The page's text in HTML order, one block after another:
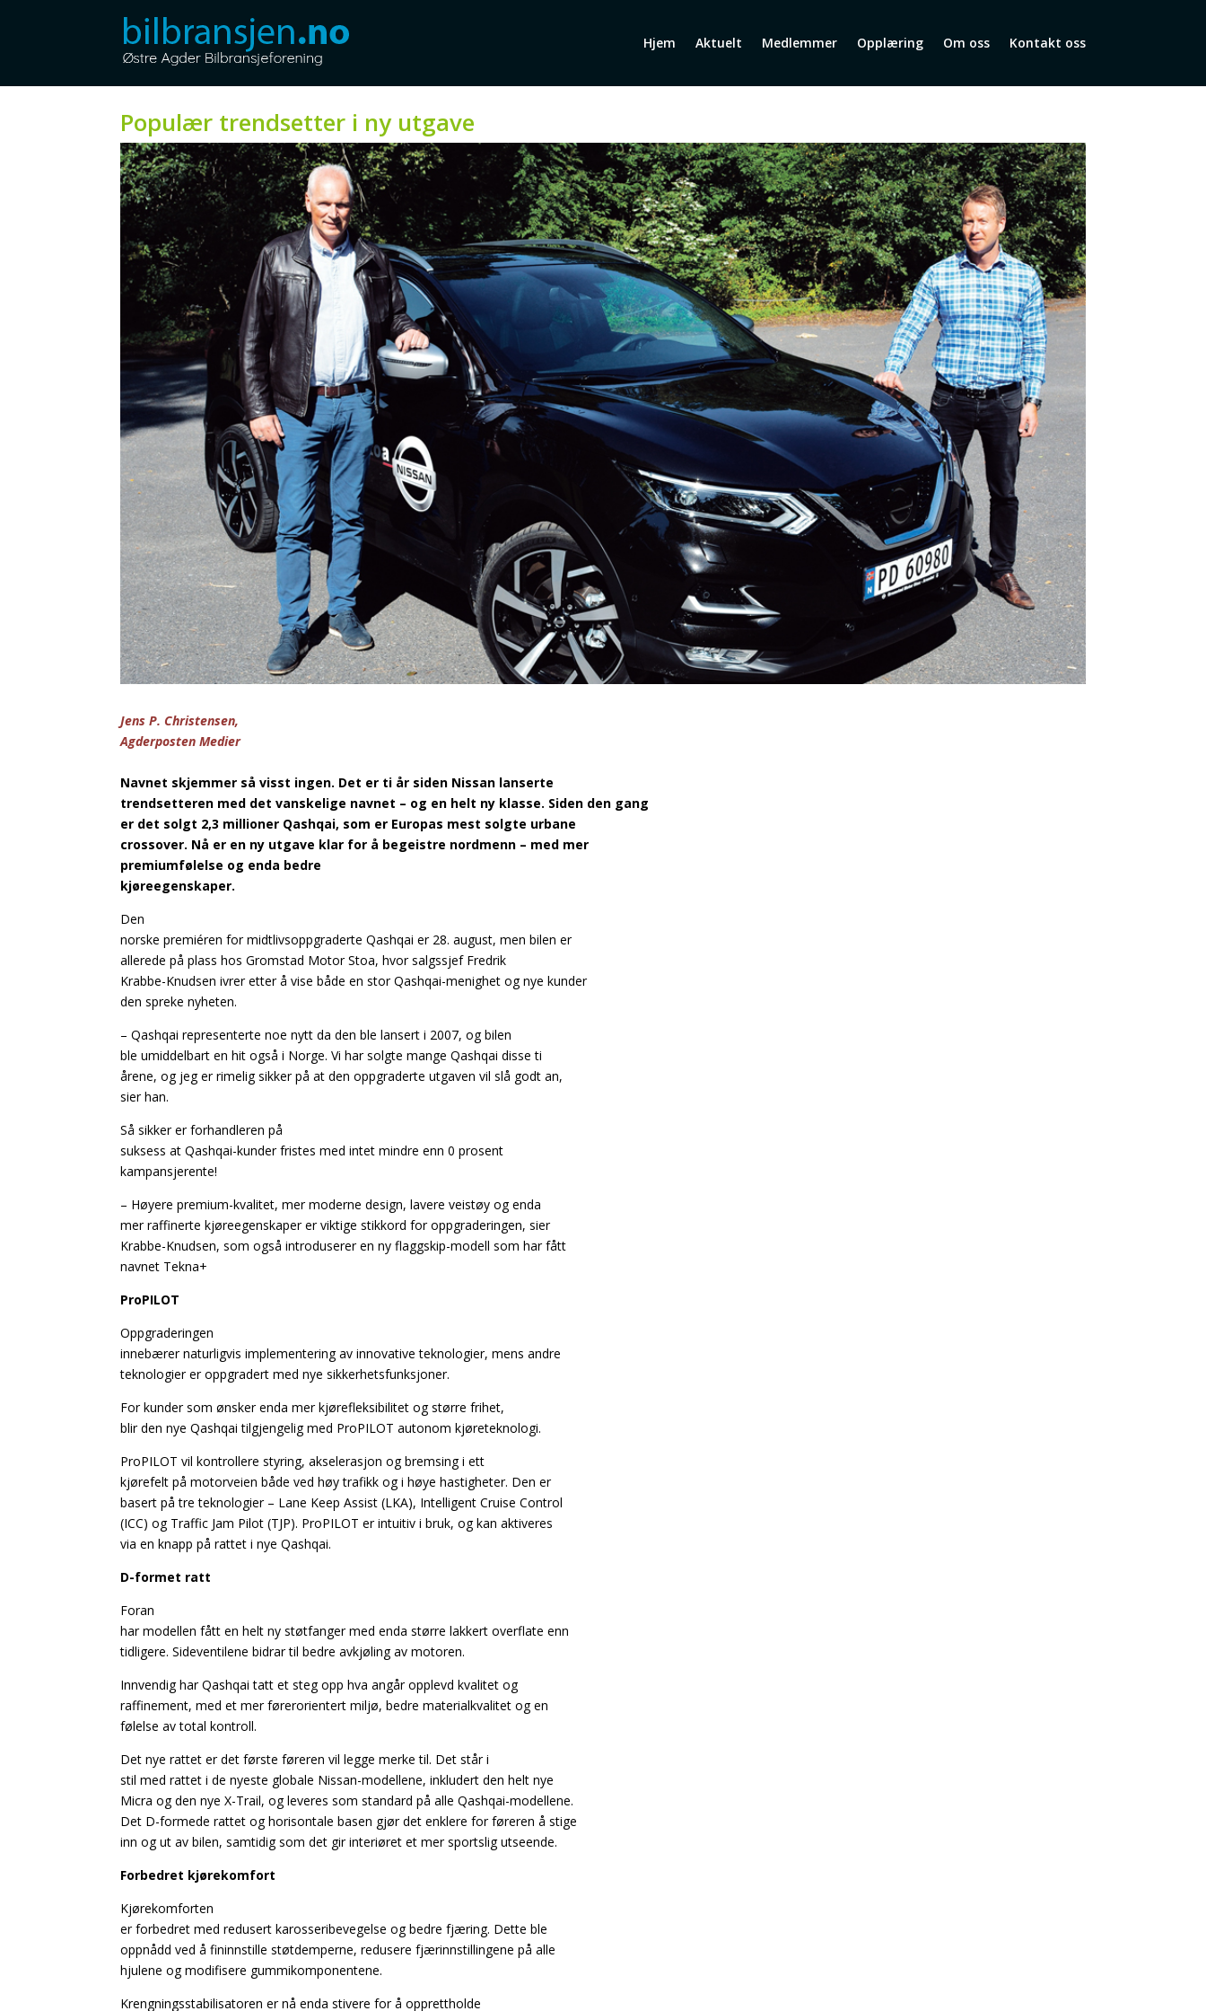
Hjem Aktuelt Medlemmer Opplæring Om oss Kontakt oss
Populær trendsetter i ny utgave
Jens P. Christensen,
Agderposten Medier
Navnet skjemmer så visst ingen. Det er ti år siden Nissan lanserte
trendsetteren med det vanskelige navnet – og en helt ny klasse. Siden den gang
er det solgt 2,3 millioner Qashqai, som er Europas mest solgte urbane
crossover. Nå er en ny utgave klar for å begeistre nordmenn – med mer
premiumfølelse og enda bedre
kjøreegenskaper.
Den
norske premiéren for midtlivsoppgraderte Qashqai er 28. august, men bilen er
allerede på plass hos Gromstad Motor Stoa, hvor salgssjef Fredrik
Krabbe-Knudsen ivrer etter å vise både en stor Qashqai-menighet og nye kunder
den spreke nyheten.
– Qashqai representerte noe nytt da den ble lansert i 2007, og bilen
ble umiddelbart en hit også i Norge. Vi har solgte mange Qashqai disse ti
årene, og jeg er rimelig sikker på at den oppgraderte utgaven vil slå godt an,
sier han.
Så sikker er forhandleren på
suksess at Qashqai-kunder fristes med intet mindre enn 0 prosent
kampansjerente!
– Høyere premium-kvalitet, mer moderne design, lavere veistøy og enda
mer raffinerte kjøreegenskaper er viktige stikkord for oppgraderingen, sier
Krabbe-Knudsen, som også introduserer en ny flaggskip-modell som har fått
navnet Tekna+
ProPILOT
Oppgraderingen
innebærer naturligvis implementering av innovative teknologier, mens andre
teknologier er oppgradert med nye sikkerhetsfunksjoner.
For kunder som ønsker enda mer kjørefleksibilitet og større frihet,
blir den nye Qashqai tilgjengelig med ProPILOT autonom kjøreteknologi.
ProPILOT vil kontrollere styring, akselerasjon og bremsing i ett
kjørefelt på motorveien både ved høy trafikk og i høye hastigheter. Den er
basert på tre teknologier – Lane Keep Assist (LKA), Intelligent Cruise Control
(ICC) og Traffic Jam Pilot (TJP). ProPILOT er intuitiv i bruk, og kan aktiveres
via en knapp på rattet i nye Qashqai.
D-formet ratt
Foran
har modellen fått en helt ny støtfanger med enda større lakkert overflate enn
tidligere. Sideventilene bidrar til bedre avkjøling av motoren.
Innvendig har Qashqai tatt et steg opp hva angår opplevd kvalitet og
raffinement, med et mer førerorientert miljø, bedre materialkvalitet og en
følelse av total kontroll.
Det nye rattet er det første føreren vil legge merke til. Det står i
stil med rattet i de nyeste globale Nissan-modellene, inkludert den helt nye
Micra og den nye X-Trail, og leveres som standard på alle Qashqai-modellene.
Det D-formede rattet og horisontale basen gjør det enklere for føreren å stige
inn og ut av bilen, samtidig som det gir interiøret et mer sportslig utseende.
Forbedret kjørekomfort
Kjørekomforten
er forbedret med redusert karosseribevegelse og bedre fjæring. Dette ble
oppnådd ved å fininnstille støtdemperne, redusere fjærinnstillingene på alle
hjulene og modifisere gummikomponentene.
Krengningsstabilisatoren er nå enda stivere for å opprettholde